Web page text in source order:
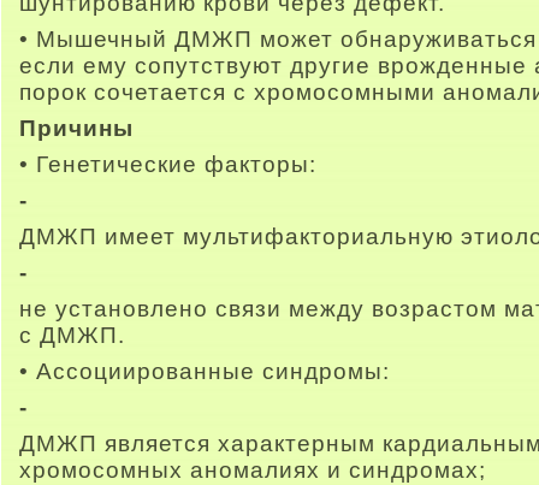
• Мышечный ДМЖП может обнаруживаться
если ему сопутствуют другие
порок сочетается с хромосомными
Причины
• Генетические факторы:
-
ДМЖП имеет мультифакториальную
-
не установлено связи между возрастом
с ДМЖП.
• Ассоциированные синдромы:
-
ДМЖП является характерным
хромосомных аномалиях и синдромах;